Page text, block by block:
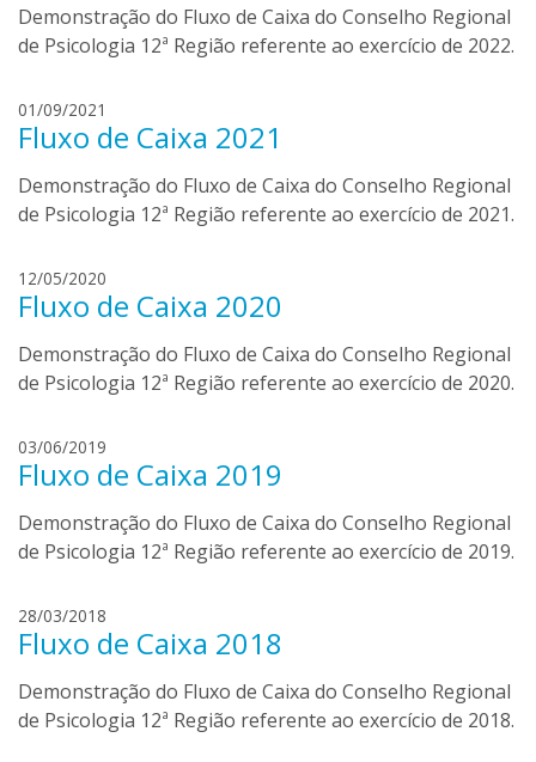
r
o
i
e
b
o
r
o
Demonstração do Fluxo de Caixa do Conselho Regional
de Psicologia 12ª Região referente ao exercício de 2022.
01/09/2021
a
i
e
b
o
r
o
Fluxo de Caixa 2021
Demonstração do Fluxo de Caixa do Conselho Regional
de Psicologia 12ª Região referente ao exercício de 2021.
12/05/2020
a
i
e
b
o
r
o
Fluxo de Caixa 2020
Demonstração do Fluxo de Caixa do Conselho Regional
de Psicologia 12ª Região referente ao exercício de 2020.
03/06/2019
a
i
e
b
o
r
o
Fluxo de Caixa 2019
Demonstração do Fluxo de Caixa do Conselho Regional
de Psicologia 12ª Região referente ao exercício de 2019.
28/03/2018
a
i
e
Fluxo de Caixa 2018
Demonstração do Fluxo de Caixa do Conselho Regional
de Psicologia 12ª Região referente ao exercício de 2018.